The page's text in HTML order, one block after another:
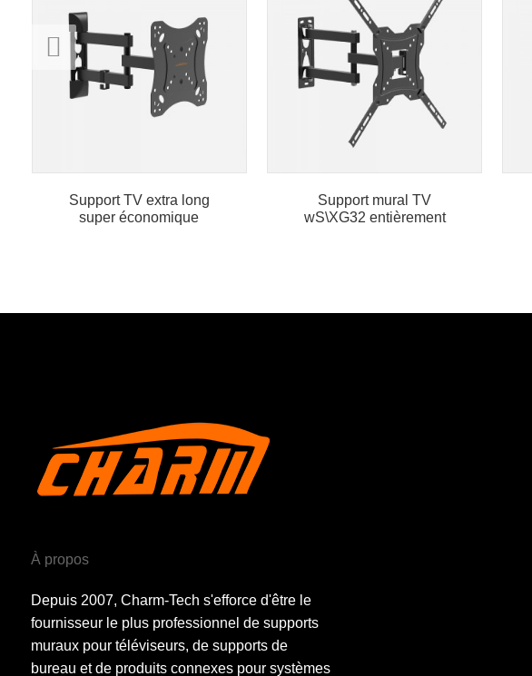
Support TV extra long
super économique
Support mural TV
wS\XG32 entièrement
À propos
Depuis 2007, Charm-Tech s'efforce d'être le
fournisseur le plus professionnel de supports
muraux pour téléviseurs, de supports de
bureau et de produits connexes pour systèmes